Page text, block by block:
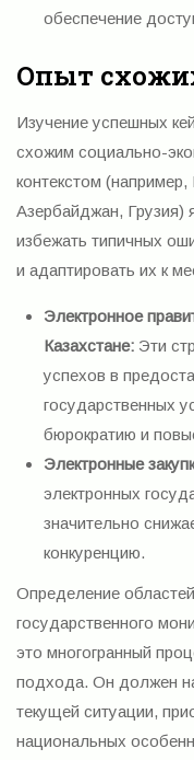
обеспечение
Опыт
Изучение успешных
схожим социально-
контекстом (например,
Азербайджан, Грузия)
избежать типичных
и адаптировать их к
Электронное
Казахстане: Эти
успехов в
государственных
бюрократию и
Электронные
электронных
значительно
конкуренцию.
Определение
государственного
это многогранный
подхода. Он должен
текущей ситуации,
национальных